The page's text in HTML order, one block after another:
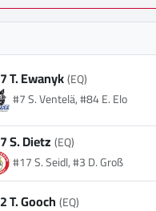
T. Ewanyk(EQ)
#7 S. Ventelä, #84 E. Elo
S. Dietz(EQ)
#17 S. Seidl, #3 D. Groß
T. Gooch(EQ)